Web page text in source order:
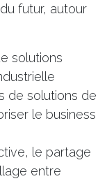
futur, autour
solutions
de solutions de
le business
le partage
entre